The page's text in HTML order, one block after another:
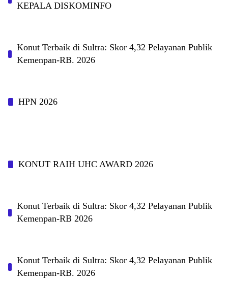
KEPALA DISKOMINFO
Konut Terbaik di Sultra: Skor 4,32 Pelayanan Publik
Kemenpan-RB. 2026
HPN 2026
KONUT RAIH UHC AWARD 2026
Konut Terbaik di Sultra: Skor 4,32 Pelayanan Publik
Kemenpan-RB 2026
Konut Terbaik di Sultra: Skor 4,32 Pelayanan Publik
Kemenpan-RB. 2026